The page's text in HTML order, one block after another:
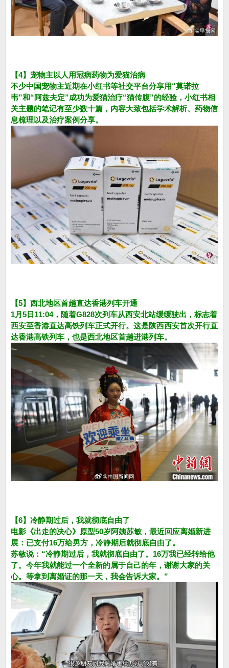
【4】宠物主以人用冠病药物为爱猫治病
不少中国宠物主近期在小红书等社交平台分享用“莫诺拉
韦”和“阿兹夫定”成功为爱猫治疗“猫传腹”的经验，小红书相
关主题的笔记有至少数十篇，内容大致包括学术解析、药物信
息梳理以及治疗案例分享。
【5】西北地区首趟直达香港列车开通
1月5日11:04，随着G828次列车从西安北站缓缓驶出，标志着
西安至香港直达高铁列车正式开行。这是陕西西安首次开行直
达香港高铁列车，也是西北地区首趟进港列车。
【6】冷静期过后，我就彻底自由了
电影《出走的决心》原型50岁阿姨苏敏，最近回应离婚新进
展：已支付16万给男方，冷静期后就彻底自由了。
苏敏说：“冷静期过后，我就彻底自由了。16万我已经转给他
了。今年我就能过一个全新的属于自己的年，谢谢大家的关
心。等拿到离婚证的那一天，我会告诉大家。”